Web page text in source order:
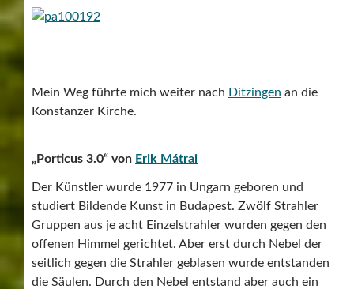
Mein Weg führte mich weiter nach Ditzingen an die
Konstanzer Kirche.
„Porticus 3.0“ von Erik Mátrai
Der Künstler wurde 1977 in Ungarn geboren und
studiert Bildende Kunst in Budapest. Zwölf Strahler
Gruppen aus je acht Einzelstrahler wurden gegen den
offenen Himmel gerichtet. Aber erst durch Nebel der
seitlich gegen die Strahler geblasen wurde entstanden
die Säulen. Durch den Nebel entstand aber auch ein